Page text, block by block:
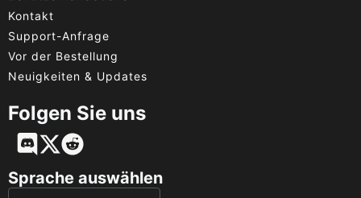
Kontakt
Support-Anfrage
Vor der Bestellung
Neuigkeiten & Updates
Folgen Sie uns
Sprache auswählen
English